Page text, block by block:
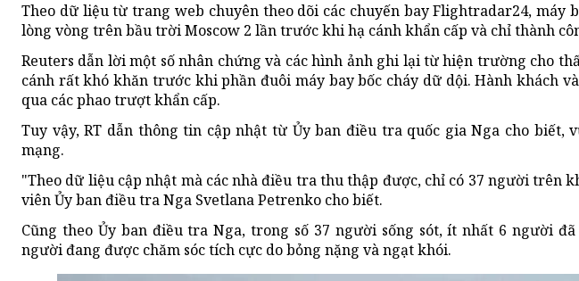
Theo dữ liệu từ trang web chuyên theo dõi các chuyến bay Flightradar24, máy
lòng vòng trên bầu trời Moscow 2 lần trước khi hạ cánh khẩn cấp và chỉ thành
Reuters dẫn lời một số nhân chứng và các hình ảnh ghi lại từ hiện trường cho
cánh rất khó khăn trước khi phần đuôi máy bay bốc cháy dữ dội. Hành khách
qua các phao trượt khẩn cấp.
Tuy vậy, RT dẫn thông tin cập nhật từ Ủy ban điều tra quốc gia Nga cho biết,
mạng.
"Theo dữ liệu cập nhật mà các nhà điều tra thu thập được, chỉ có 37 người trên
viên Ủy ban điều tra Nga Svetlana Petrenko cho biết.
Cũng theo Ủy ban điều tra Nga, trong số 37 người sống sót, ít nhất 6 người
người đang được chăm sóc tích cực do bỏng nặng và ngạt khói.